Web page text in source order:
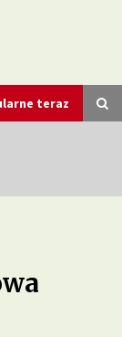
diety
teraz
opartej na